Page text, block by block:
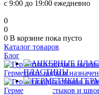
с 9:00 до 19:00 ежедневно
0
0
0 В корзине пока пусто
Каталог товаров
ПЛАСТИНЫ
Блог
Герметики: виды и
Герметизация стыков и